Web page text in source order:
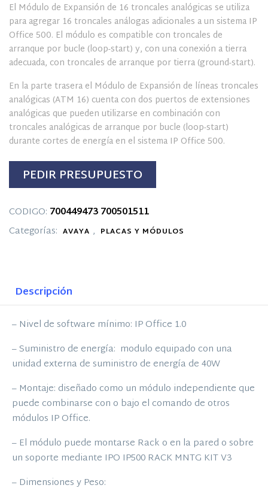
El Módulo de Expansión de 16 troncales analógicas se utiliza
para agregar 16 troncales análogas adicionales a un sistema IP
Office 500. El módulo es compatible con troncales de
arranque por bucle (loop-start) y, con una conexión a tierra
adecuada, con troncales de arranque por tierra (ground-start).
En la parte trasera el Módulo de Expansión de líneas troncales
analógicas (ATM 16) cuenta con dos puertos de extensiones
analógicas que pueden utilizarse en combinación con
troncales analógicas de arranque por bucle (loop-start)
durante cortes de energía en el sistema IP Office 500.
PEDIR PRESUPUESTO
CODIGO: 700449473700501511
Categorías: AVAYA , PLACAS Y MÓDULOS
Descripción
– Nivel de software mínimo: IP Office 1.0
– Suministro de energía: modulo equipado con una
unidad externa de suministro de energía de 40W
– Montaje: diseñado como un módulo independiente que
puede combinarse con o bajo el comando de otros
módulos IP Office.
– El módulo puede montarse Rack o en la pared o sobre
un soporte mediante IPO IP500 RACK MNTG KIT V3
– Dimensiones y Peso: